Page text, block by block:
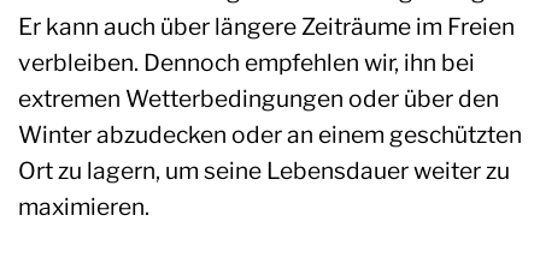
Er kann auch über längere Zeiträume im Freien
verbleiben. Dennoch empfehlen wir, ihn bei
extremen Wetterbedingungen oder über den
Winter abzudecken oder an einem geschützten
Ort zu lagern, um seine Lebensdauer weiter zu
maximieren.